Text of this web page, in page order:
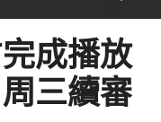
成播放
三續審